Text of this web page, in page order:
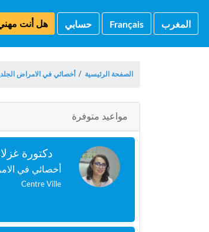
هل أنت حسابي Français المغرب
الصفحة الرئيسية / أخصائي في الامراض
مواعيد متوفرة
دكتورة
أخصائي في
Centre Ville